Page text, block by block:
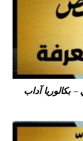
بكالوريا آداب